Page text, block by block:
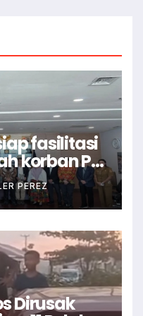
fasilitasi
korban PD
PEREZ
Dirusak